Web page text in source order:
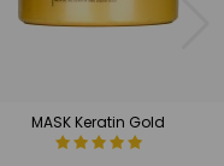
MASK Keratin Gold